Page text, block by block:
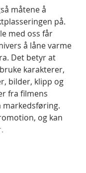
måtene å
på.
med oss får
å låne varme
Det betyr at
karakterer,
bilder, klipp og
fra filmens
markedsføring.
og kan